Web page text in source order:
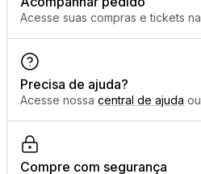
Acesse suas compras e tickets na
Precisa de ajuda?
Acesse nossa central de ajuda ou
Compre com segurança